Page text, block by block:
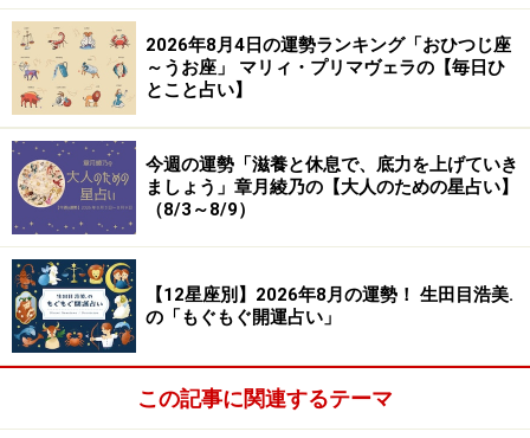
2026年8月4日の運勢ランキング「おひつじ座
～うお座」 マリィ・プリマヴェラの【毎日ひ
とこと占い】
今週の運勢「滋養と休息で、底力を上げていき
ましょう」章月綾乃の【大人のための星占い】
（8/3～8/9）
【12星座別】2026年8月の運勢！ 生田目浩美.
の「もぐもぐ開運占い」
この記事に関連するテーマ